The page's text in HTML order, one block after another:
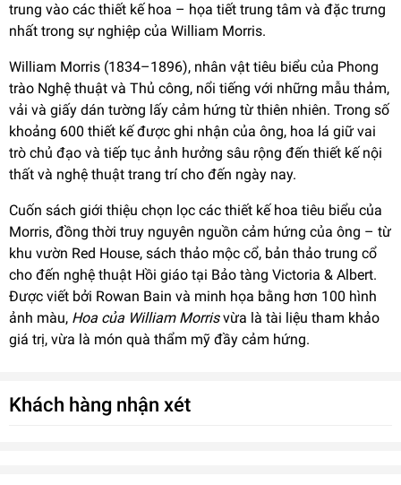
trung vào các thiết kế hoa – họa tiết trung tâm và đặc trưng
nhất trong sự nghiệp của William Morris.
William Morris (1834–1896), nhân vật tiêu biểu của Phong
trào Nghệ thuật và Thủ công, nổi tiếng với những mẫu thảm,
vải và giấy dán tường lấy cảm hứng từ thiên nhiên. Trong số
khoảng 600 thiết kế được ghi nhận của ông, hoa lá giữ vai
trò chủ đạo và tiếp tục ảnh hưởng sâu rộng đến thiết kế nội
thất và nghệ thuật trang trí cho đến ngày nay.
Cuốn sách giới thiệu chọn lọc các thiết kế hoa tiêu biểu của
Morris, đồng thời truy nguyên nguồn cảm hứng của ông – từ
khu vườn Red House, sách thảo mộc cổ, bản thảo trung cổ
cho đến nghệ thuật Hồi giáo tại Bảo tàng Victoria & Albert.
Được viết bởi Rowan Bain và minh họa bằng hơn 100 hình
ảnh màu, Hoa của William Morrisvừa là tài liệu tham khảo
giá trị, vừa là món quà thẩm mỹ đầy cảm hứng.
Khách hàng nhận xét